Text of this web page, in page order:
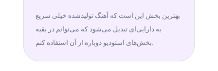
بهترین بخش این است که آهنگ تولیدشده خیلی سریع
به دارایی‌ای تبدیل می‌شود که می‌توانم در بقیه
بخش‌های استودیو دوباره از آن استفاده کنم.